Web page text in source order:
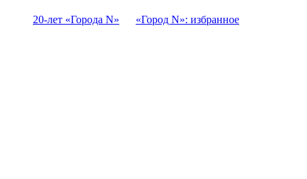
20-лет «Города N» «Город N»: избранное